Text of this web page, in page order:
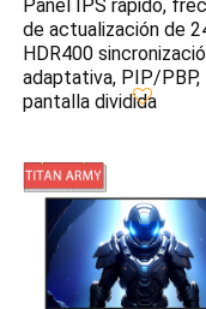
Panel IPS rápido,
de actualización de
HDR400
adaptativa, PIP/PBP,
pantalla dividida